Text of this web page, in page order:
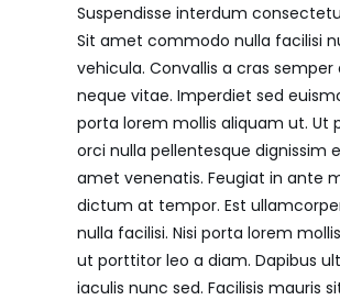
Suspendisse interdum
Sit amet commodo nulla facilisi
vehicula. Convallis a cras
neque vitae. Imperdiet sed
porta lorem mollis aliquam ut. Ut
orci nulla pellentesque dignissim
amet venenatis. Feugiat in ante
dictum at tempor. Est
nulla facilisi. Nisi porta lorem
ut porttitor leo a diam. Dapibus
iaculis nunc sed. Facilisis mauris